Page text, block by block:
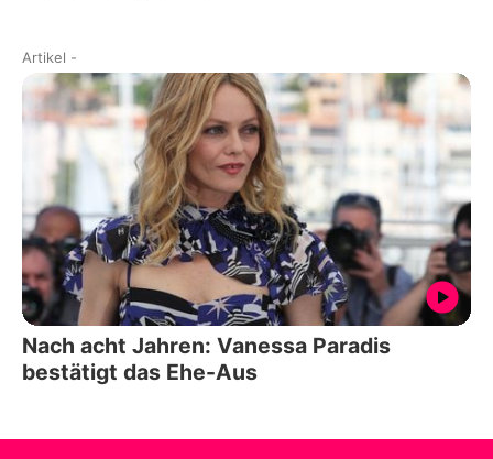
Artikel -
Nach acht Jahren: Vanessa Paradis
bestätigt das Ehe-Aus